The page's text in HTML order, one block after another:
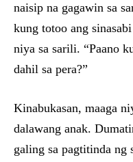
naisip na gagawin sa
kung totoo ang
niya sa sarili. “Paano
dahil sa pera?”
Kinabukasan, maaga
dalawang anak.
galing sa pagtitinda ng